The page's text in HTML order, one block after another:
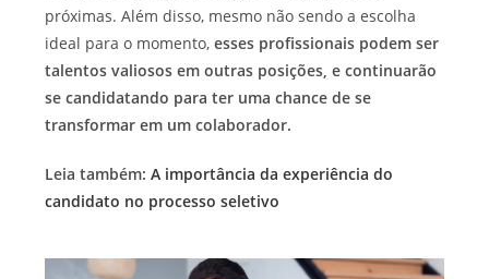
próximas. Além disso, mesmo não sendo a escolha
ideal para o momento,esses profissionais podem ser
talentos valiosos em outras posições,e continuarão
se candidatando para ter uma chance de se
transformar em um colaborador.
Leia também:A importância da experiência do
candidato no processo seletivo